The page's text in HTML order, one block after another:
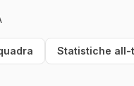
Statistiche all-